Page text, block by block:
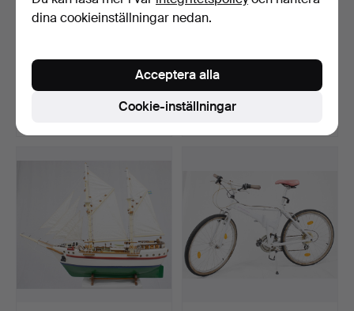
Siglo XVIII" 1900-ta…
Klubbades 28 sep 2023
2021-modell.
30 bud
dina cookieinställningar nedan.
Cookie-inställningar
Acceptera alla